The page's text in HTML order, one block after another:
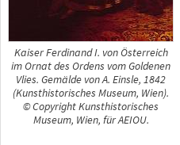
Kaiser Ferdinand I. von Österreich
im Ornat des Ordens vom Goldenen
Vlies. Gemälde von A. Einsle, 1842
(Kunsthistorisches Museum, Wien).
© Copyright Kunsthistorisches
Museum, Wien, für AEIOU.